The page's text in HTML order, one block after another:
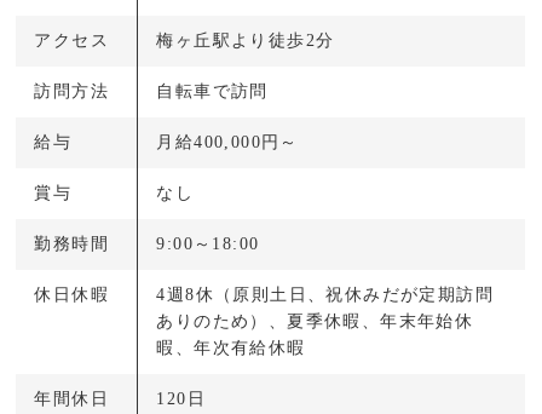
アクセス 梅ヶ丘駅より徒歩2分
訪問方法 自転車で訪問
給与 月給400,000円～
賞与 なし
勤務時間 9:00～18:00
休日休暇
4週8休（原則土日、祝休みだが定期訪問
ありのため）、夏季休暇、年末年始休
暇、年次有給休暇
年間休日
120日